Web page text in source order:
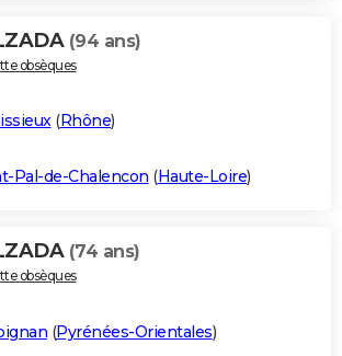
(94 ans)
obsèques
(Rhône)
Pal-de-Chalencon (Haute-Loire)
(74 ans)
obsèques
(Pyrénées-Orientales)